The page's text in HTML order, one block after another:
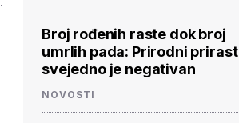
Broj rođenih raste dok broj
umrlih pada: Prirodni prirast
svejedno je negativan
NOVOSTI